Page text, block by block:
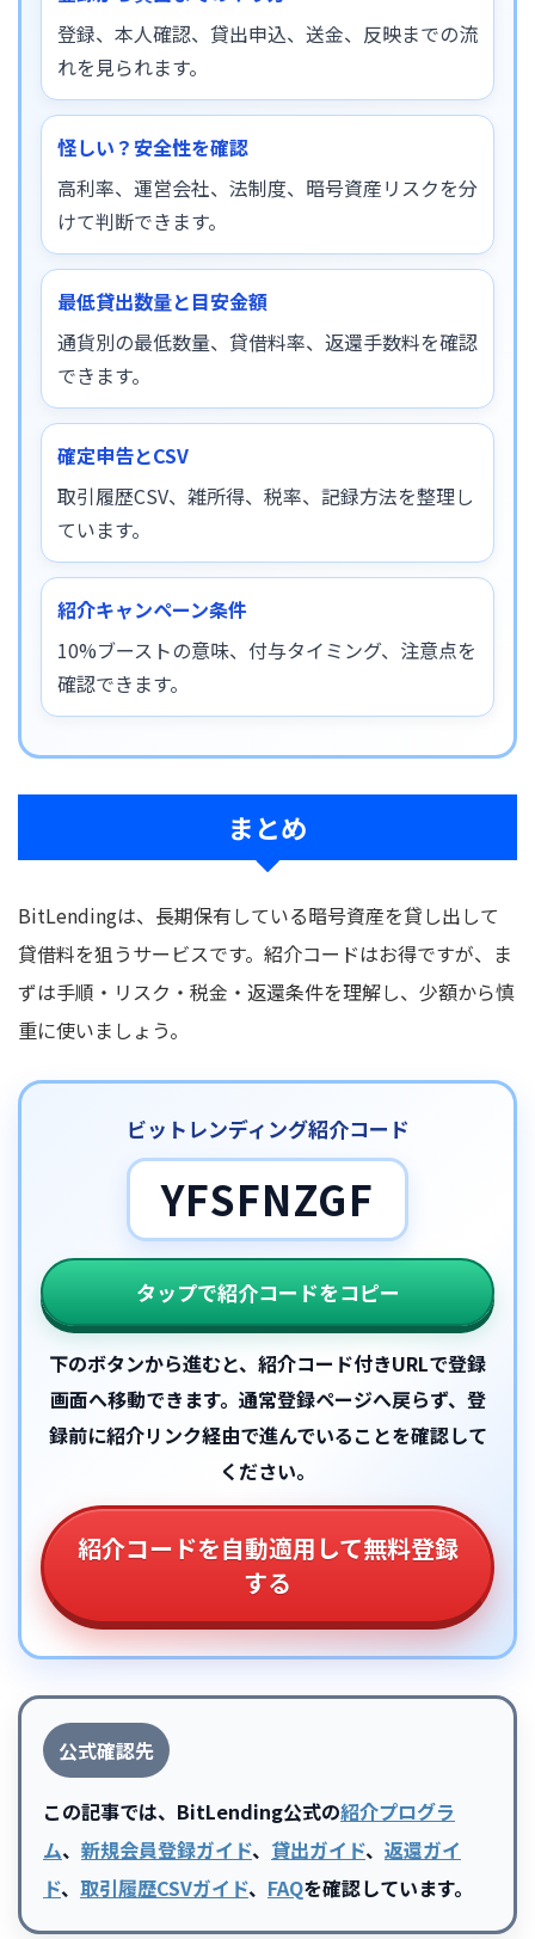
登録、本人確認、貸出申込、送金、反映までの流
れを見られます。
怪しい？安全性を確認
高利率、運営会社、法制度、暗号資産リスクを分
けて判断できます。
最低貸出数量と目安金額
通貨別の最低数量、貸借料率、返還手数料を確認
できます。
確定申告とCSV
取引履歴CSV、雑所得、税率、記録方法を整理し
ています。
紹介キャンペーン条件
10%ブーストの意味、付与タイミング、注意点を
確認できます。
まとめ
BitLendingは、長期保有している暗号資産を貸し出して
貸借料を狙うサービスです。紹介コードはお得ですが、ま
ずは手順・リスク・税金・返還条件を理解し、少額から慎
重に使いましょう。
ビットレンディング紹介コード
YFSFNZGF
タップで紹介コードをコピー
下のボタンから進むと、紹介コード付きURLで登録
画面へ移動できます。通常登録ページへ戻らず、登
録前に紹介リンク経由で進んでいることを確認して
ください。
紹介コードを自動適用して無料登録
する
公式確認先
この記事では、BitLending公式の紹介プログラ
ム、 新規会員登録ガイド、 貸出ガイド、 返還ガイ
ド、 取引履歴CSVガイド、 FAQを確認しています。